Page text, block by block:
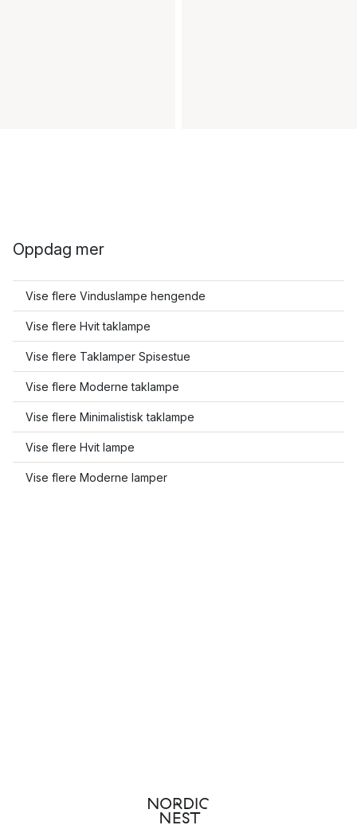
Oppdag mer
Vise flere Vinduslampe hengende
Vise flere Hvit taklampe
Vise flere Taklamper Spisestue
Vise flere Moderne taklampe
Vise flere Minimalistisk taklampe
Vise flere Hvit lampe
Vise flere Moderne lamper